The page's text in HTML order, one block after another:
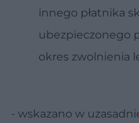
innego płatnika
ubezpieczonego
okres zwolnienia
- wskazano w